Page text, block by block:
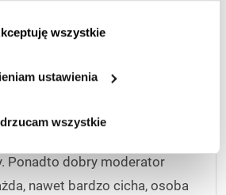
wszystkie
ustawienia
wszystkie
– osobę niezwiązaną
na właściwy tor, gdy odejdzie
Ponadto dobry moderator
nawet bardzo cicha, osoba